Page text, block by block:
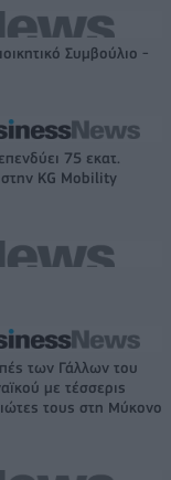
Συμβούλιο -
75 εκατ.
KG Mobility
των Γάλλων του
με τέσσερις
τους στη Μύκονο